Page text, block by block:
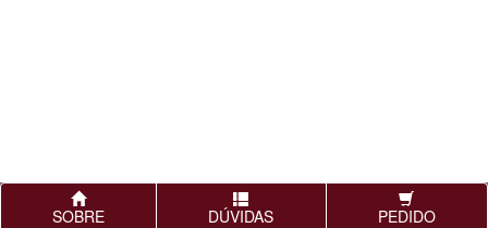
SOBRE DÚVIDAS PEDIDO